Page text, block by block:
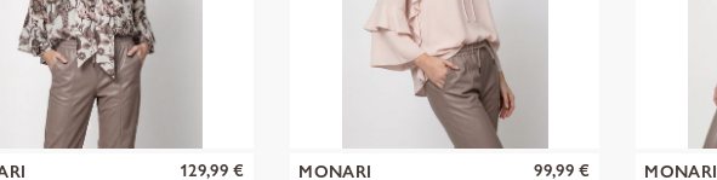
129,99 € MONARI 99,99 € MONARI